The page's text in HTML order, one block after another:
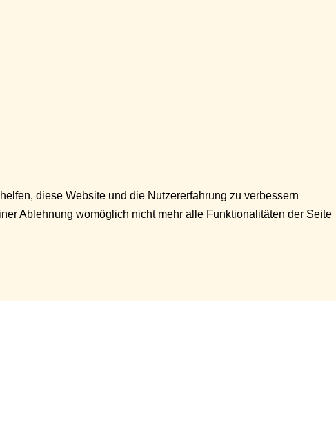
diese Website und die Nutzererfahrung zu verbessern
Ablehnung womöglich nicht mehr alle Funktionalitäten der Seite